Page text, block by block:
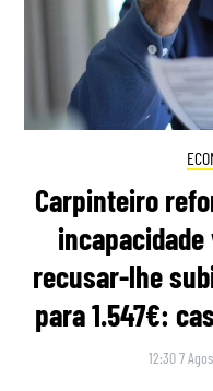
Carpinteiro
incapacidade
recusar-lhe
para 1.547€:
12:30 7